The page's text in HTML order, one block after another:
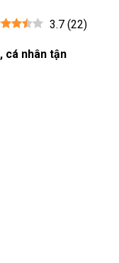
3.7 (22)
cá nhân tận